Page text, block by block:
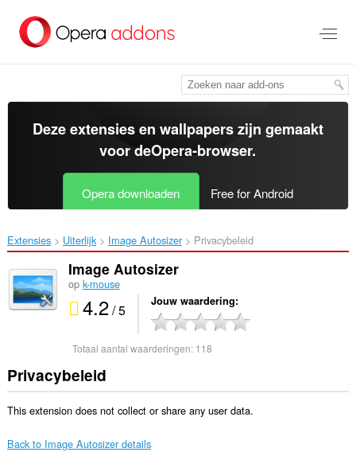
tekst
springen
Deze extensies en wallpapers zijn gemaakt
voor deOpera-browser.
Opera downloaden Free for Android
Extensies Uiterlijk Image Autosizer‎ Privacybeleid
Image Autosizer
op k-mouse
4.2/ 5 Jouw waardering
Totaal aantal waarderingen: 118
Privacybeleid
This extension does not collect or share any user data.
Back to Image Autosizer details